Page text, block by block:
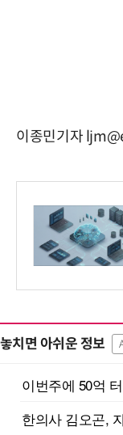
이종민기자
놓치면 아쉬운 정보